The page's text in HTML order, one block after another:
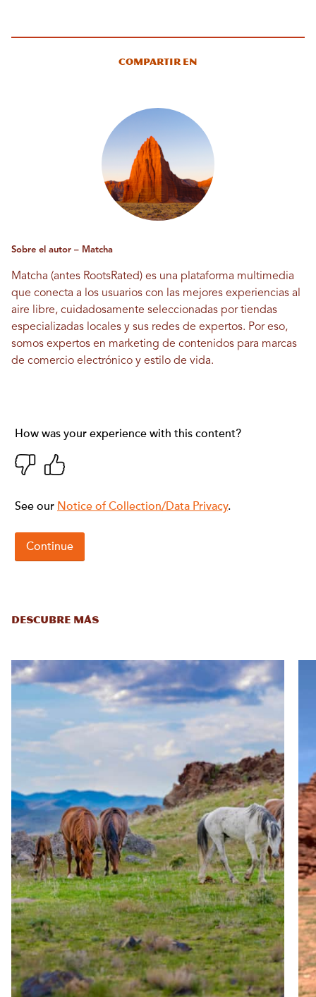
Compartir en
Sobre el autor – Matcha
Matcha (antes RootsRated) es una plataforma multimedia
que conecta a los usuarios con las mejores experiencias al
aire libre, cuidadosamente seleccionadas por tiendas
especializadas locales y sus redes de expertos. Por eso,
somos expertos en marketing de contenidos para marcas
de comercio electrónico y estilo de vida.
DESCUBRE MÁS